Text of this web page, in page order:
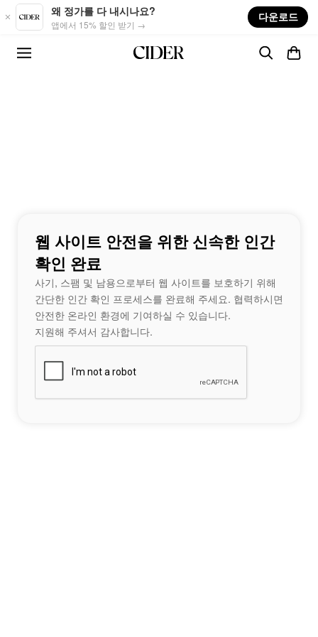
Skip to main content
왜 정가를 다 내시나요?
앱에서 15% 할인 받기 →
다운로드
웹 사이트 안전을 위한 신속한 인간
확인 완료
사기, 스팸 및 남용으로부터 웹 사이트를 보호하기 위해
간단한 인간 확인 프로세스를 완료해 주세요. 협력하시면
안전한 온라인 환경에 기여하실 수 있습니다.
지원해 주셔서 감사합니다.